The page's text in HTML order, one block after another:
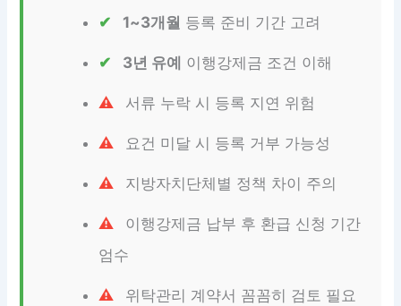
1~3개월 등록 준비 기간 고려
3년 유예 이행강제금 조건 이해
서류 누락 시 등록 지연 위험
요건 미달 시 등록 거부 가능성
지방자치단체별 정책 차이 주의
이행강제금 납부 후 환급 신청 기간
엄수
위탁관리 계약서 꼼꼼히 검토 필요